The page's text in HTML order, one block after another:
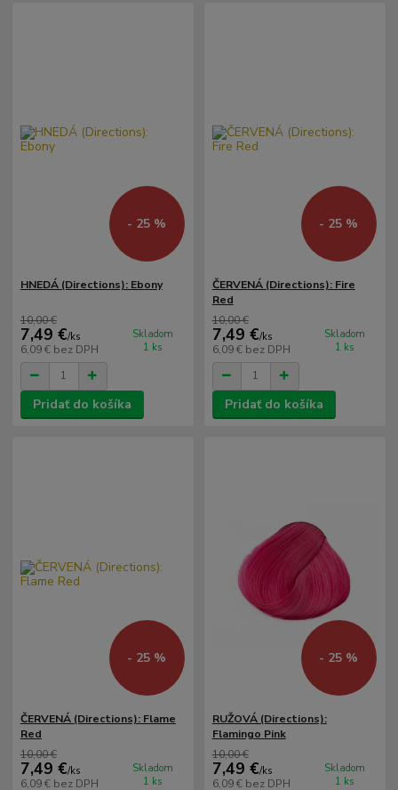
- 25 %
HNEDÁ (Directions): Ebony
10,00 €
7,49 €/ks
6,09 € bez DPH
Skladom
1 ks
Pridať do košíka
- 25 %
ČERVENÁ (Directions): Fire
Red
10,00 €
7,49 €/ks
6,09 € bez DPH
Skladom
1 ks
Pridať do košíka
- 25 %
ČERVENÁ (Directions): Flame
Red
10,00 €
7,49 €/ks
6,09 € bez DPH
Skladom
1 ks
- 25 %
RUŽOVÁ (Directions):
Flamingo Pink
10,00 €
7,49 €/ks
6,09 € bez DPH
Skladom
1 ks